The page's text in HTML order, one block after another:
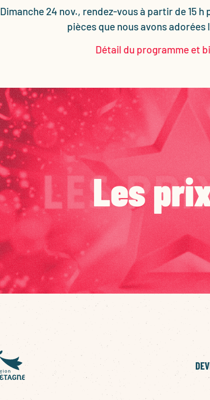
Dimanche 24 nov., rendez-vous à partir de 15
pièces que nous avons
Détail du programme et
Les